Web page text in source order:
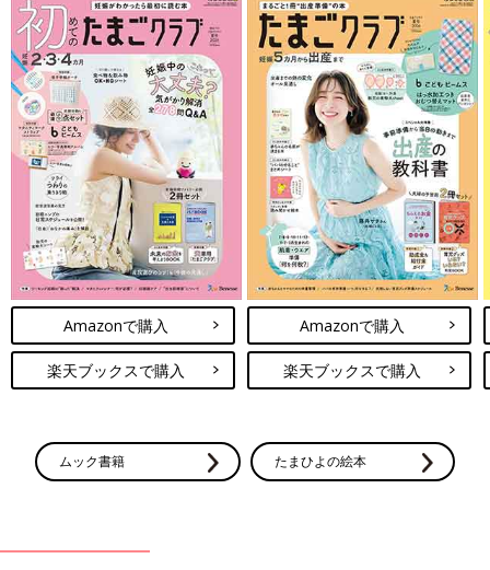
Amazonで購入
楽天ブックスで購入
Amazonで購入
楽天ブックスで購入
ムック書籍 たまひよの絵本